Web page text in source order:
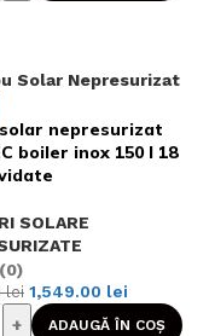
nepresurizat
boiler inox 150 l 18
SOLARE
(0)
lei 1,549.00 lei
+ ADAUGĂ ÎN COȘ